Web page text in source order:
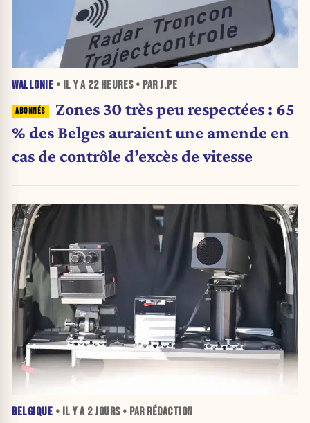
WALLONIE • IL Y A 22 HEURES• PAR J.PE
Zones 30 très peu respectées : 65
% des Belges auraient une amende en
cas de contrôle d’excès de vitesse
BELGIQUE • IL Y A 2 JOURS• PAR RÉDACTION